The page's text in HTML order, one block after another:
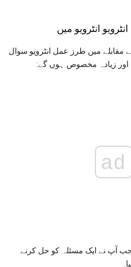
انٹرویو میں
مقابلے میں طرز عمل انٹرویو سوال
اور زیادہ مخصوص ہوں گے:
ad
جب آپ نے ایک مسئلہ کو حل کرنے